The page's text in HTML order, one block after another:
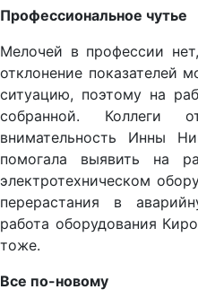
Профессиональное чутье
Мелочей в профессии
отклонение показателей
ситуацию, поэтому на
собранной. Коллеги
внимательность Инны
помогала выявить на
электротехническом
перерастания в
работа оборудования
тоже.
Все по-новому